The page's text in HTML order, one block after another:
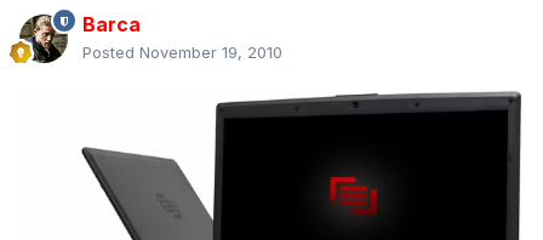
Barca
Posted November 19, 2010